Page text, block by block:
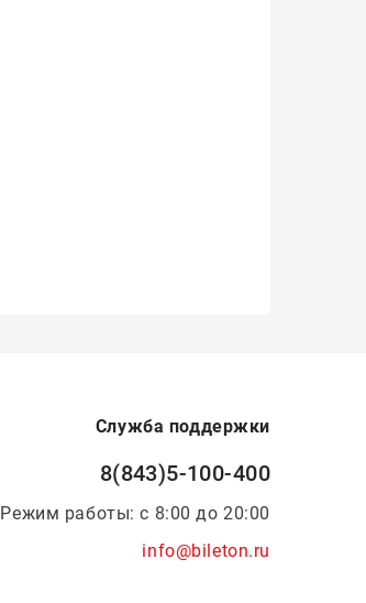
Служба поддержки
8(843)5-100-400
Режим работы: с 8:00 до 20:00
info@bileton.ru